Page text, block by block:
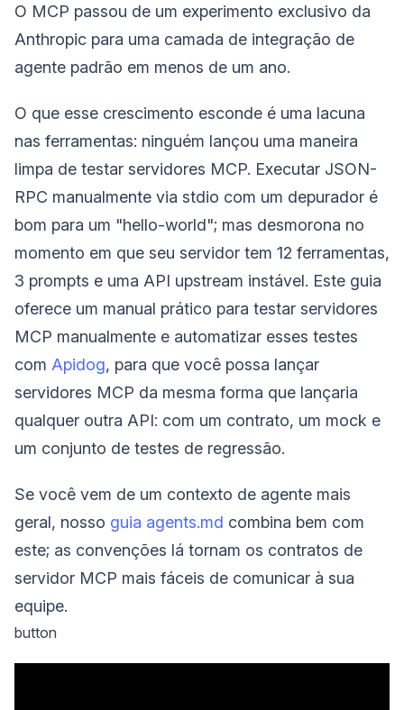
O MCP passou de um experimento exclusivo da
Anthropic para uma camada de integração de
agente padrão em menos de um ano.
O que esse crescimento esconde é uma lacuna
nas ferramentas: ninguém lançou uma maneira
limpa de testar servidores MCP. Executar JSON-
RPC manualmente via stdio com um depurador é
bom para um "hello-world"; mas desmorona no
momento em que seu servidor tem 12 ferramentas,
3 prompts e uma API upstream instável. Este guia
oferece um manual prático para testar servidores
MCP manualmente e automatizar esses testes
com Apidog, para que você possa lançar
servidores MCP da mesma forma que lançaria
qualquer outra API: com um contrato, um mock e
um conjunto de testes de regressão.
Se você vem de um contexto de agente mais
geral, nosso guia agents.md combina bem com
este; as convenções lá tornam os contratos de
servidor MCP mais fáceis de comunicar à sua
equipe.
button